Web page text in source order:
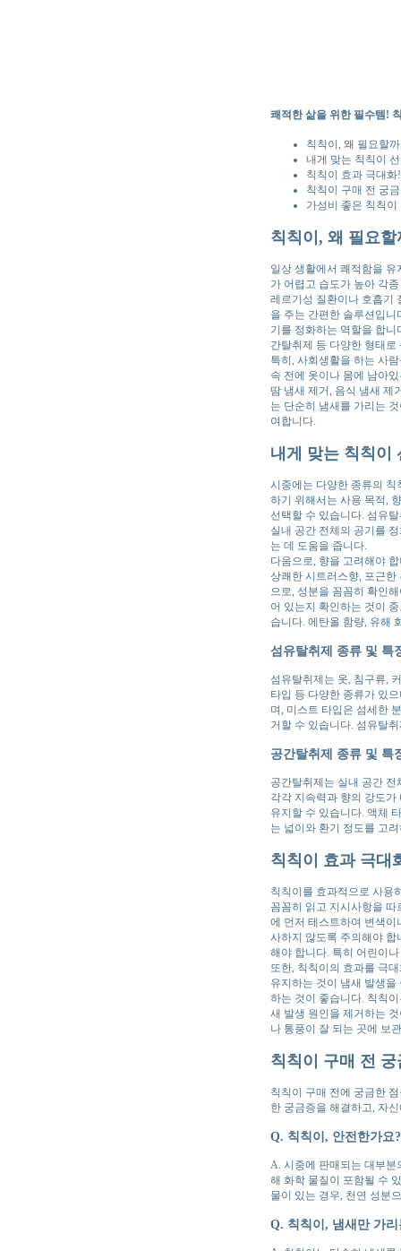
쾌적한 삶을 위한 필수템!
칙칙이, 왜 필요할
내게 맞는 칙칙이
칙칙이 효과 극대
칙칙이 구매 전 궁
가성비 좋은 칙칙이
칙칙이, 왜 필요할
일상 생활에서 쾌적함을
가 어렵고 습도가 높아 각
레르기성 질환이나 호흡기
을 주는 간편한 솔루션입
기를 정화하는 역할을 합
간탈취제 등 다양한 형태
특히, 사회생활을 하는 사
속 전에 옷이나 몸에 남아
땀 냄새 제거, 음식 냄새 제
는 단순히 냄새를 가리는
여합니다.
내게 맞는 칙칙이
시중에는 다양한 종류의
하기 위해서는 사용 목적,
선택할 수 있습니다. 섬유
실내 공간 전체의 공기를
는 데 도움을 줍니다.
다음으로, 향을 고려해야
상쾌한 시트러스향, 포근한
으로, 성분을 꼼꼼히 확인
어 있는지 확인하는 것이
습니다. 에탄올 함량, 유해
섬유탈취제 종류 및 특
섬유탈취제는 옷, 침구류,
타입 등 다양한 종류가 있
며, 미스트 타입은 섬세한
거할 수 있습니다. 섬유탈
공간탈취제 종류 및 특
공간탈취제는 실내 공간
각각 지속력과 향의 강도
유지할 수 있습니다. 액체
는 넓이와 환기 정도를 고
칙칙이 효과 극대
칙칙이를 효과적으로 사용
꼼꼼히 읽고 지시사항을
에 먼저 테스트하여 변색이
사하지 않도록 주의해야 합
해야 합니다. 특히 어린이
또한, 칙칙이의 효과를 극
유지하는 것이 냄새 발생
하는 것이 좋습니다. 칙칙
새 발생 원인을 제거하는
나 통풍이 잘 되는 곳에 보
칙칙이 구매 전
칙칙이 구매 전에 궁금한
한 궁금증을 해결하고, 자
Q. 칙칙이, 안전한가요?
A. 시중에 판매되는 대부
해 화학 물질이 포함될 수
물이 있는 경우, 천연 성분
Q. 칙칙이, 냄새만 가